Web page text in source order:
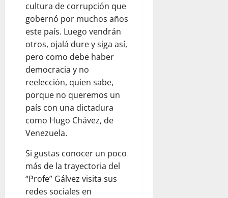
cultura de corrupción que
gobernó por muchos años
este país. Luego vendrán
otros, ojalá dure y siga así,
pero como debe haber
democracia y no
reelección, quien sabe,
porque no queremos un
país con una dictadura
como Hugo Chávez, de
Venezuela.
Si gustas conocer un poco
más de la trayectoria del
“Profe” Gálvez visita sus
redes sociales en